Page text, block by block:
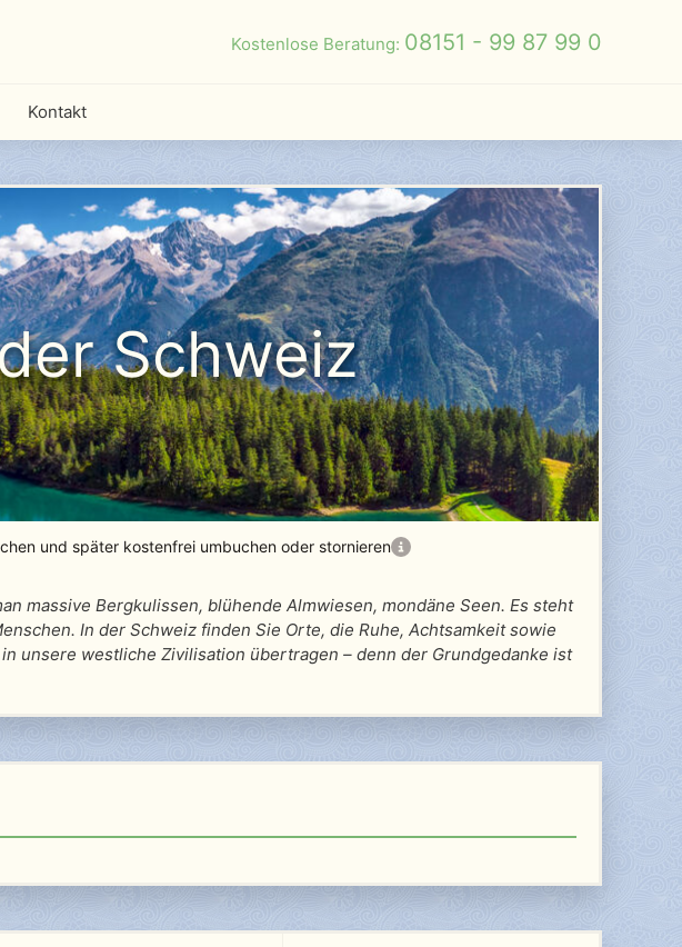
Kostenlose Beratung: 08151 - 99 87 99 0
Kontakt
Schweiz
und später kostenfrei umbuchen oder stornieren
massive Bergkulissen, blühende Almwiesen, mondäne Seen. Es steht
In der Schweiz finden Sie Orte, die Ruhe, Achtsamkeit sowie
unsere westliche Zivilisation übertragen – denn der Grundgedanke ist